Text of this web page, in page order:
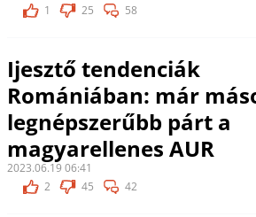
1
25 58
Ijesztő tendenciák
Romániában: már
legnépszerűbb párt a
magyarellenes AUR
2023.06.19 06:41
2
45 42